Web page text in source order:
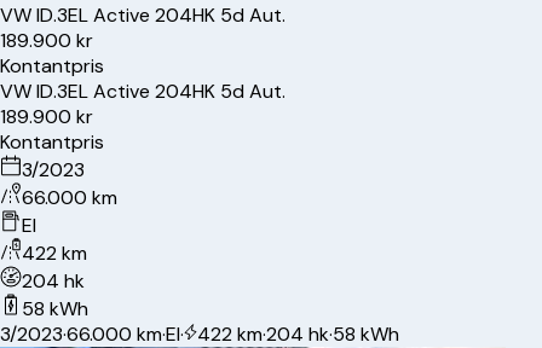
VWID.3EL Active 204HK 5d Aut.
189.900 kr
Kontantpris
VWID.3EL Active 204HK 5d Aut.
189.900 kr
Kontantpris
3/2023
66.000 km
El
422 km
204 hk
58 kWh
3/2023·66.000 km·El· 422 km·204 hk·58 kWh